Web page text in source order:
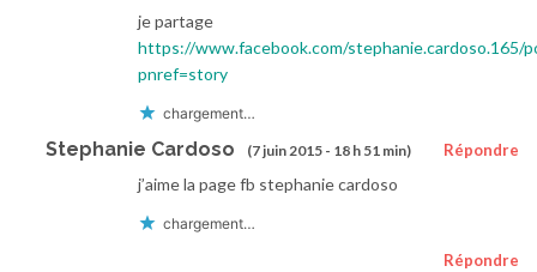
je partage
https://www.facebook.com/stephanie.cardoso.165/
pnref=story
chargement…
Stephanie Cardoso (7 juin 2015 - 18 h 51 min) Répondre
j’aime la page fb stephanie cardoso
chargement…
Répondre